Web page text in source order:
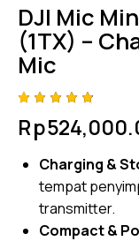
DJI Mic
(1TX) –
Mic
4.75out
of 5
on
ratings
Rp
Charging &
tempat
transmitter.
Compact &